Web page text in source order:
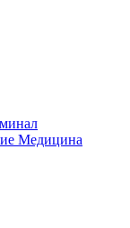
Медицина